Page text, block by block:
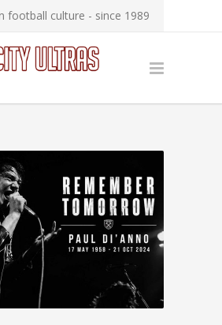
football culture - since 1989